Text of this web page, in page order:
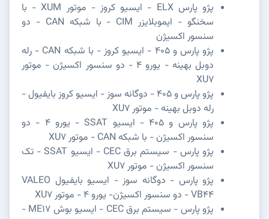
پژو پارس ELX - ایسیو کروز - موتور XUM - با
سخنگو - ایموبلایزر CIM - با شبکه CAN - دو
سنسور اکسیژن
پژو پارس و 405 - ایسیو کروز - با شبکه CAN - رله
دوبل بهینه - یورو 4 - دو سنسور اکسیژن - موتور
XU7
پژو پارس و 405 - دوگانه سوز - ایسیو کروز بایفیول -
رله دوبل بهینه - موتور XU7
پژو پارس و 405 - ایسیو SSAT - یورو 4 - دو
سنسور اکسیژن - با شبکه CAN - موتور XU7
پژو پارس - سیستم برق CEC - ایسیو SSAT - تک
سنسور اکسیژن - موتور XU7
پژو پارس - دوگانه سوز - ایسیو بایفیول VALEO
VB44 - دو سنسور اکسیژن- یورو 4 - موتور XU7
پژو پارس - سیستم برق CEC - ایسیو بوش ME17 -